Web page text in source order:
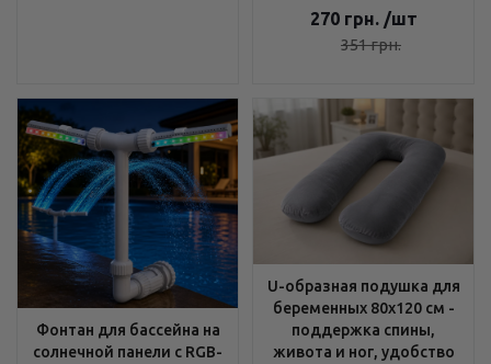
270 грн. /шт
351грн.
Фонтан для бассейна на
солнечной панели с RGB-
U-образная подушка для
беременных 80x120 см -
поддержка спины,
живота и ног, удобство